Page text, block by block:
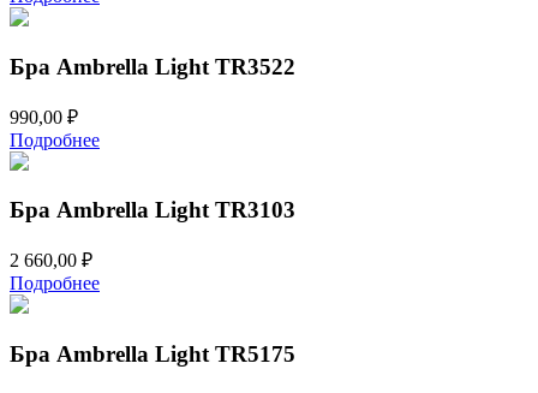
составляла
136,00 ₽.
Бра Ambrella Light TR3522
990,00 ₽
Подробнее
Бра Ambrella Light TR3103
2 660,00 ₽
Подробнее
Бра Ambrella Light TR5175